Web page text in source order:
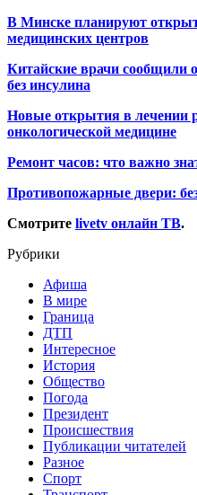
В Минске планируют
медицинских центров
Китайские врачи сообщили о
без инсулина
Новые открытия в лечении
онкологической медицине
Ремонт часов: что важно
Противопожарные двери:
Смотрите livetv онлайн ТВ.
Рубрики
Афиша
В мире
Граница
ДТП
Интересное
История
Общество
Погода
Президент
Происшествия
Публикации читателей
Разное
Спорт